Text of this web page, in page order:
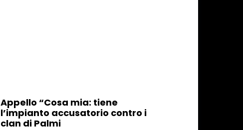
Appello “Cosa mia: tiene
l’impianto accusatorio contro i
clan di Palmi